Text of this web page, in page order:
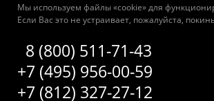
Мы используем файлы «cookie» для
Если Вас это не устраивает, пожалуйста,
8 (800) 511-71-43
+7 (495) 956-00-59
+7 (812) 327-27-12